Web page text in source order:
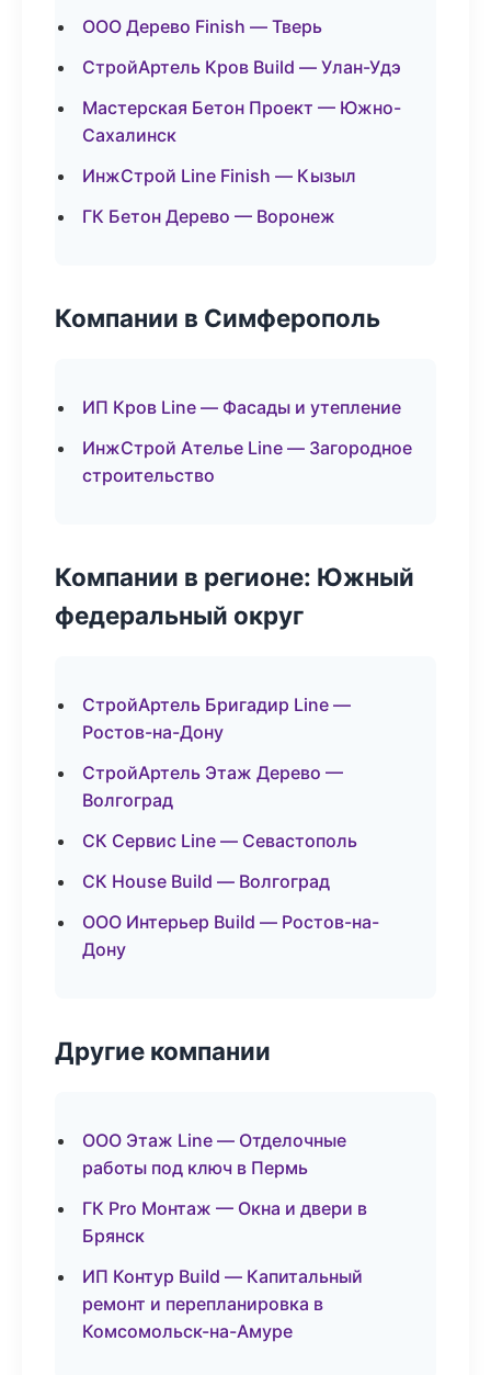
ООО Дерево Finish — Тверь
СтройАртель Кров Build — Улан-Удэ
Мастерская Бетон Проект — Южно-
Сахалинск
ИнжСтрой Line Finish — Кызыл
ГК Бетон Дерево — Воронеж
Компании в Симферополь
ИП Кров Line — Фасады и утепление
ИнжСтрой Ателье Line — Загородное
строительство
Компании в регионе: Южный
федеральный округ
СтройАртель Бригадир Line —
Ростов-на-Дону
СтройАртель Этаж Дерево —
Волгоград
СК Сервис Line — Севастополь
СК House Build — Волгоград
ООО Интерьер Build — Ростов-на-
Дону
Другие компании
ООО Этаж Line — Отделочные
работы под ключ в Пермь
ГК Pro Монтаж — Окна и двери в
Брянск
ИП Контур Build — Капитальный
ремонт и перепланировка в
Комсомольск-на-Амуре